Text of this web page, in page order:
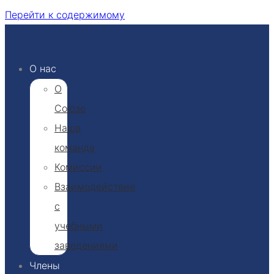
Перейти к содержимому
О нас
О
Союзе
Наша
команда
Комиссии
Взаимодействие
с
учебными
заведениями
Члены